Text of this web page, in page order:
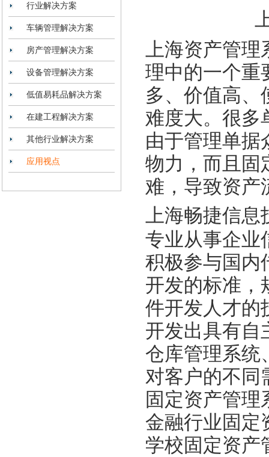
行业解决方案
车辆管理解决方案
房产管理解决方案
设备管理解决方案
低值易耗品解决方案
在建工程解决方案
其他行业解决方案
应用视点
上海资产管理
理中的一个重
多、价值高、
难度大。很多
由于管理单据
物力，而且固
难，导致资产
上海畅捷信息
专业从事企业
积极参与国内
开发的标准，
件开发人才的
开发出具有自
仓库管理系统
对客户的不同
固定资产管
金融行业固定
学校固定资产